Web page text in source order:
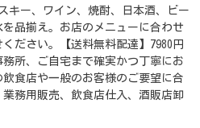
キー、ワイン、焼酎、日本酒、ビー
品揃え。お店のメニューに合わせ
ださい。【送料無料配達】7980円
所、ご自宅まで確実かつ丁寧にお
食店や一般のお客様のご要望に合
務用販売、飲食店仕入、酒販店卸